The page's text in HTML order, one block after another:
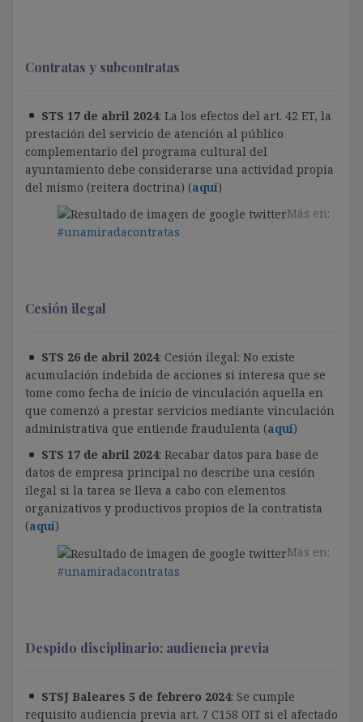
Contratas y subcontratas
STS 17 de abril 2024: La los efectos del art. 42 ET, la
prestación del servicio de atención al público
complementario del programa cultural del
ayuntamiento debe considerarse una actividad propia
del mismo (reitera doctrina) (aquí)
Más en:
#unamiradacontratas
Cesión ilegal
STS 26 de abril 2024: Cesión ilegal: No existe
acumulación indebida de acciones si interesa que se
tome como fecha de inicio de vinculación aquella en
que comenzó a prestar servicios mediante vinculación
administrativa que entiende fraudulenta (aquí)
STS 17 de abril 2024: Recabar datos para base de
datos de empresa principal no describe una cesión
ilegal si la tarea se lleva a cabo con elementos
organizativos y productivos propios de la contratista
(aquí)
Más en:
#unamiradacontratas
Despido disciplinario: audiencia previa
STSJ Baleares 5 de febrero 2024: Se cumple
requisito audiencia previa art. 7 C158 OIT si el afectado